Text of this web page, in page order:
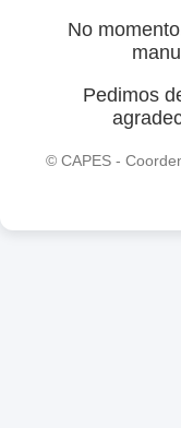
No
Pedimos
© CAPES -